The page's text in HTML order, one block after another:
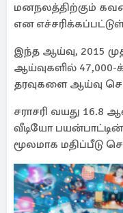
மனநலத்திற்கும்
என
இந்த ஆய்வு, 2015
ஆய்வுகளில்
தரவுகளை ஆய்வு
சராசரி வயது
வீடியோ பயன்பாட்டின்
மூலமாக மதிப்பீடு